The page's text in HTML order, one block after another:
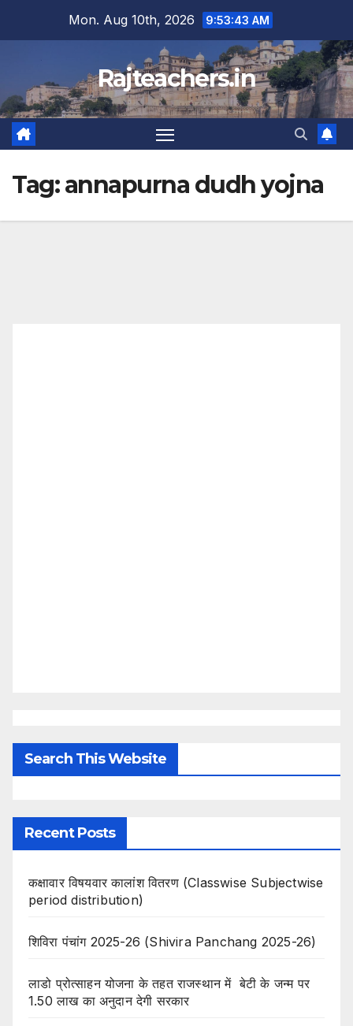
Mon. Aug 10th, 2026 9:53:43 AM
Rajteachers.in
Tag:annapurna dudh yojna
Search This Website
Recent Posts
कक्षावार विषयवार कालांश वितरण (Classwise Subjectwise
period distribution)
शिविरा पंचांग 2025-26 (Shivira Panchang 2025-26)
लाडो प्रोत्साहन योजना के तहत राजस्थान में बेटी के जन्म पर
1.50 लाख का अनुदान देगी सरकार